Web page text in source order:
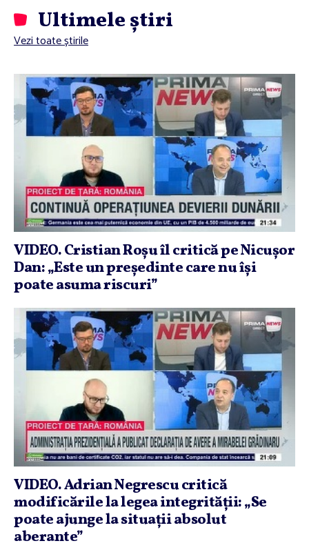
Ultimele știri
Vezi toate știrile
VIDEO. Cristian Roşu îl critică pe Nicuşor
Dan: „Este un preşedinte care nu îşi
poate asuma riscuri”
VIDEO. Adrian Negrescu critică
modificările la legea integrităţii: „Se
poate ajunge la situaţii absolut
aberante”